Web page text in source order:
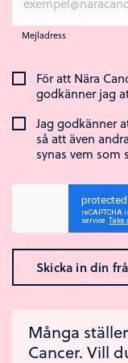
Mejladress
För att Nära
godkänner jag
Jag godkänner
så att även
synas vem som
Skicka in din
Många
Cancer. Vill